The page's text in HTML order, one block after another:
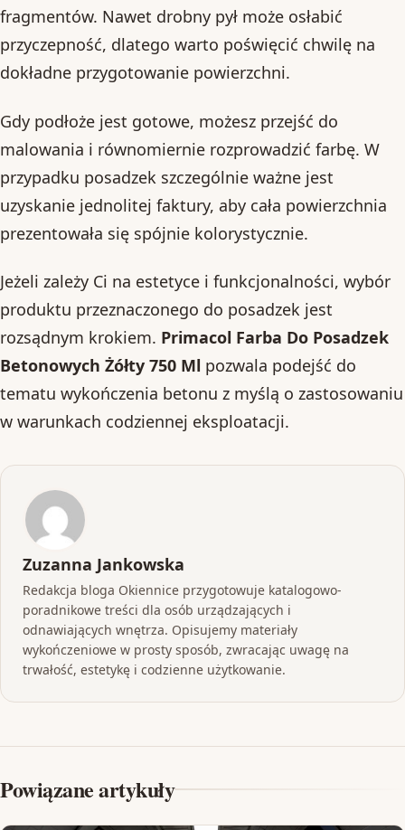
fragmentów. Nawet drobny pył może osłabić
przyczepność, dlatego warto poświęcić chwilę na
dokładne przygotowanie powierzchni.
Gdy podłoże jest gotowe, możesz przejść do
malowania i równomiernie rozprowadzić farbę. W
przypadku posadzek szczególnie ważne jest
uzyskanie jednolitej faktury, aby cała powierzchnia
prezentowała się spójnie kolorystycznie.
Jeżeli zależy Ci na estetyce i funkcjonalności, wybór
produktu przeznaczonego do posadzek jest
rozsądnym krokiem. Primacol Farba Do Posadzek
Betonowych Żółty 750 Ml pozwala podejść do
tematu wykończenia betonu z myślą o zastosowaniu
w warunkach codziennej eksploatacji.
Zuzanna Jankowska
Redakcja bloga Okiennice przygotowuje katalogowo-
poradnikowe treści dla osób urządzających i
odnawiających wnętrza. Opisujemy materiały
wykończeniowe w prosty sposób, zwracając uwagę na
trwałość, estetykę i codzienne użytkowanie.
Powiązane artykuły